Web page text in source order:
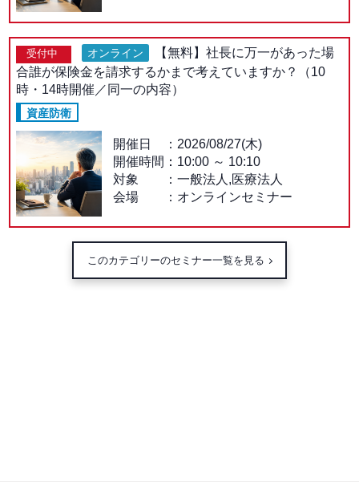
受付中 オンライン
【無料】社長に万一があった場
合誰が保険金を請求するかまで考えていますか？（10
時・14時開催／同一の内容）
資産防衛
開催日
2026/08/27(木)
開催時間： 10:00～ 10:10
対象
一般法人,医療法人
会場
オンラインセミナー
このカテゴリーのセミナー一覧を見る